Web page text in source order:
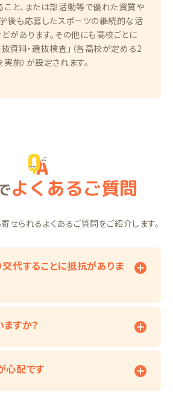
と、または部活動等で優れた資質や
後も応募したスポーツの継続的な活
があります。その他にも高校ごとに
抜資料・選抜検査」（各高校が定める2
施）が設定されます。
よくあるご質問
せられるよくあるご質問をご紹介します。
代することに抵抗がありま
すか？
心配です